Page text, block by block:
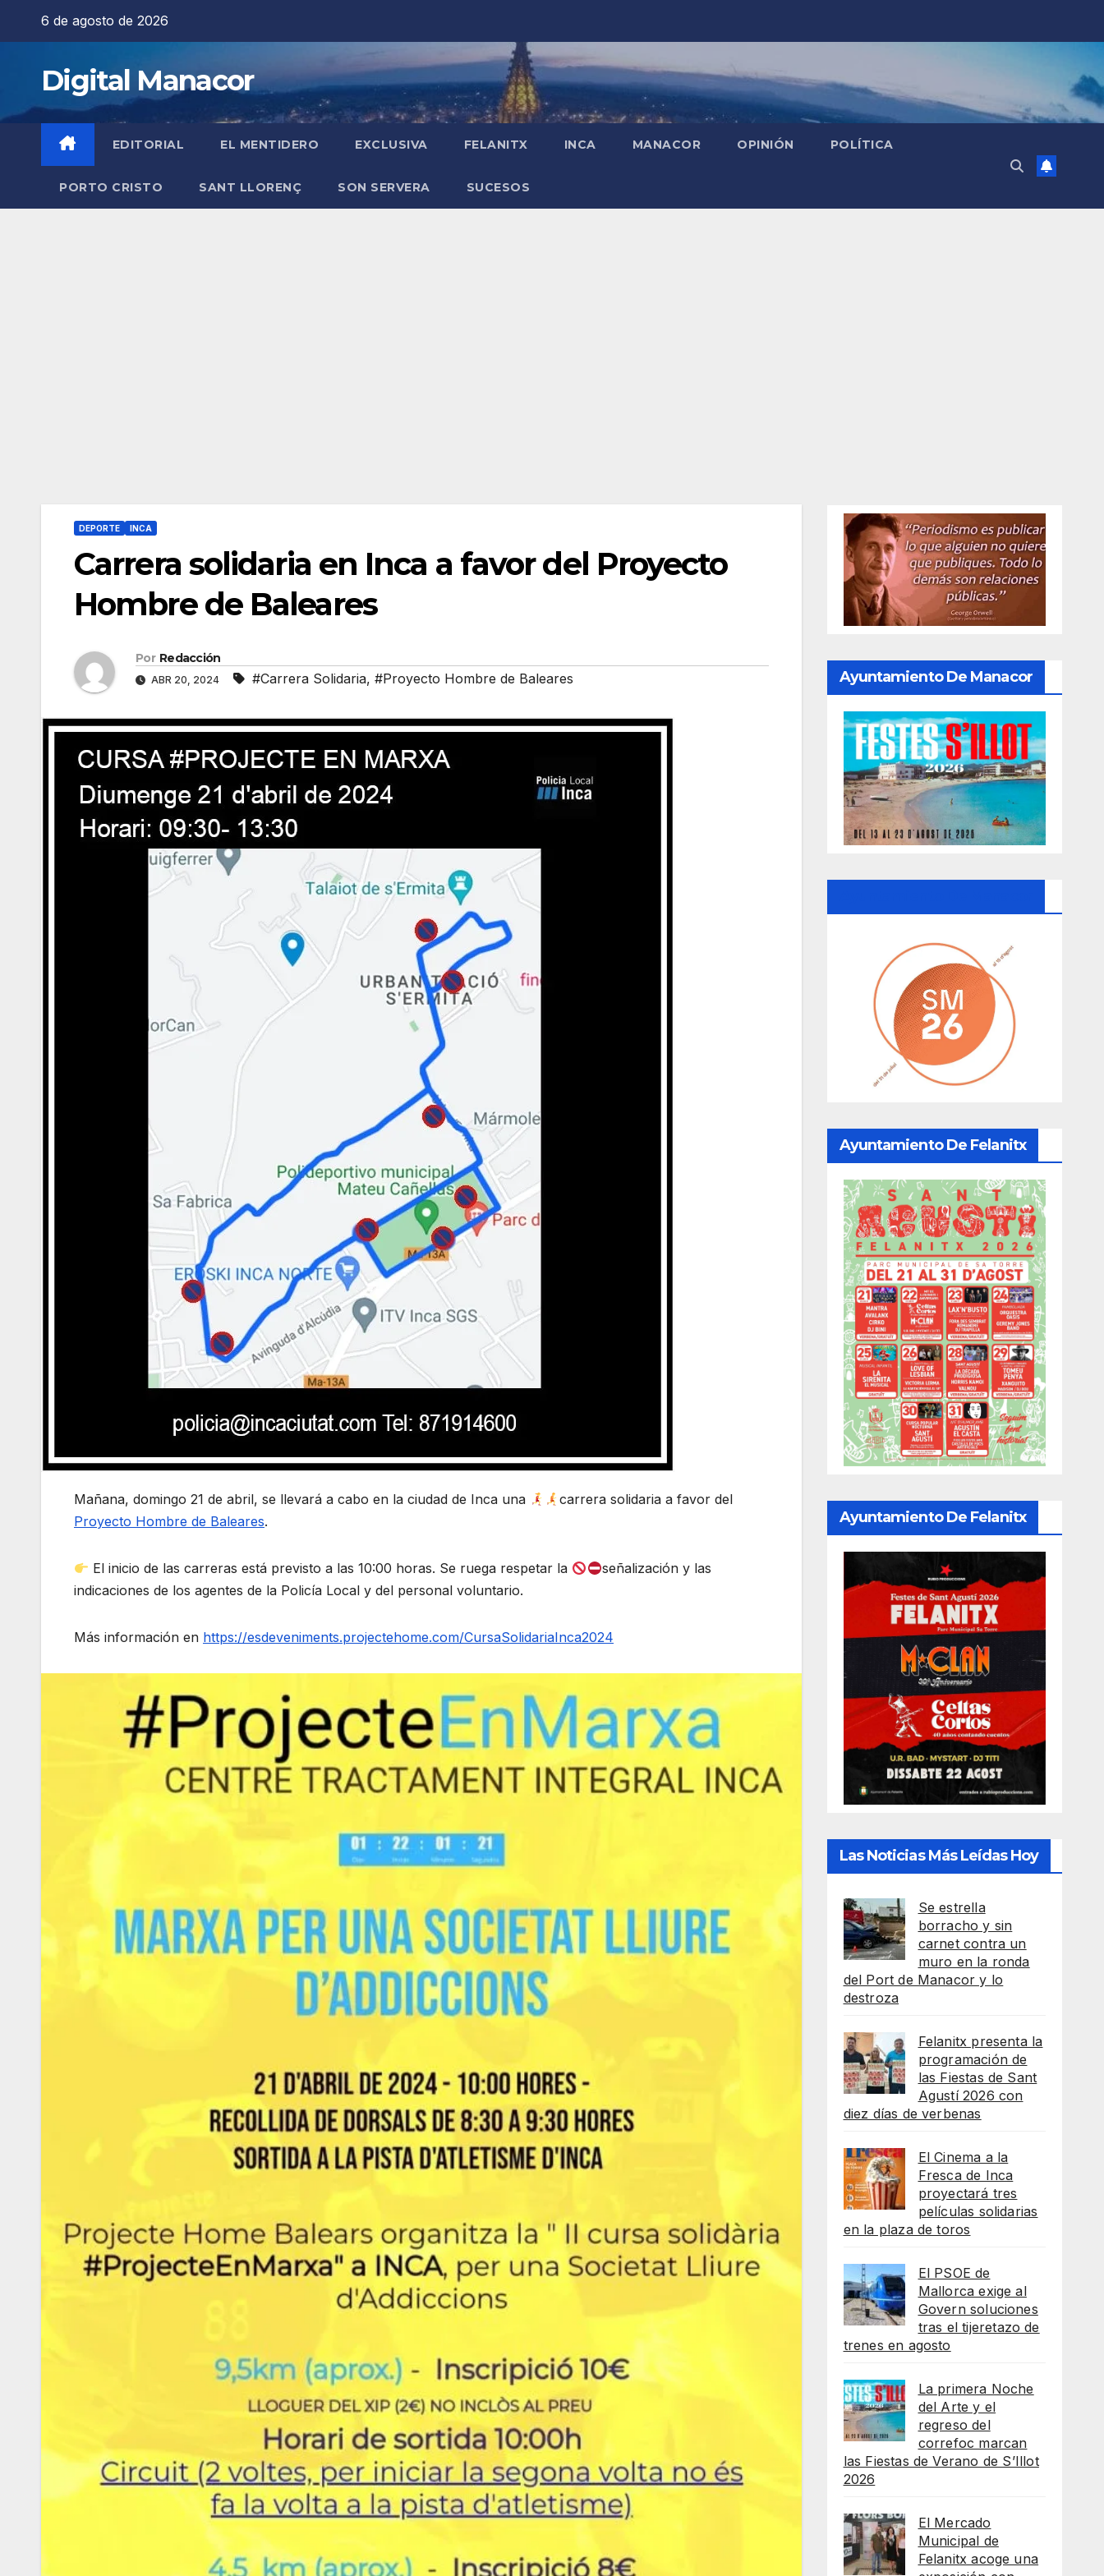
6 de agosto de 2026
Digital Manacor
EDITORIAL EL MENTIDERO EXCLUSIVA FELANITX INCA MANACOR OPINIÓN POLÍTICA
PORTO CRISTO SANT LLORENÇ SON SERVERA SUCESOS
DEPORTE INCA
Carrera solidaria en Inca a favor del Proyecto
Hombre de Baleares
Por Redacción
ABR 20, 2024 #Carrera Solidaria, #Proyecto Hombre de Baleares
Mañana, domingo 21 de abril, se llevará a cabo en la ciudad de Inca una
carrera solidaria a favor del
Proyecto Hombre de Baleares.
El inicio de las carreras está previsto a las 10:00 horas. Se ruega respetar la
señalización y las
indicaciones de los agentes de la Policía Local y del personal voluntario.
Más información en https://esdeveniments.projectehome.com/CursaSolidariaInca2024
Ayuntamiento De Manacor
Ayuntamiento De Felanitx
Ayuntamiento De Felanitx
Las Noticias Más Leídas Hoy
Se estrella
borracho y sin
carnet contra un
muro en la ronda
del Port de Manacor y lo
destroza
Felanitx presenta la
programación de
las Fiestas de Sant
Agustí 2026 con
diez días de verbenas
El Cinema a la
Fresca de Inca
proyectará tres
películas solidarias
en la plaza de toros
El PSOE de
Mallorca exige al
Govern soluciones
tras el tijeretazo de
trenes en agosto
La primera Noche
del Arte y el
regreso del
correfoc marcan
las Fiestas de Verano de S’Illot
2026
El Mercado
Municipal de
Felanitx acoge una